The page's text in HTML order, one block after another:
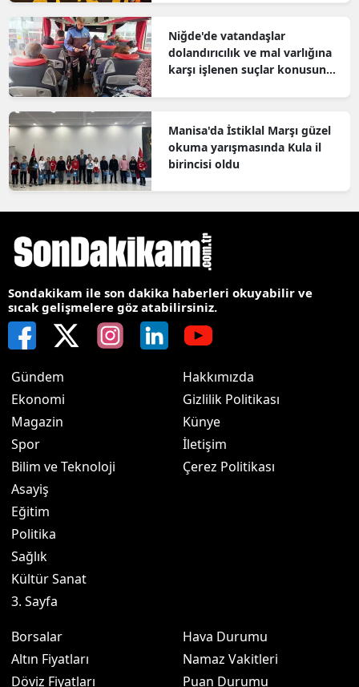
Niğde'de vatandaşlar
dolandırıcılık ve mal varlığına
karşı işlenen suçlar konusunda
Manisa'da İstiklal Marşı güzel
okuma yarışmasında Kula il
birincisi oldu
Sondakikam ile son dakika haberleri okuyabilir ve
sıcak gelişmelere göz atabilirsiniz.
Gündem
Ekonomi
Magazin
Spor
Bilim ve Teknoloji
Asayiş
Eğitim
Politika
Sağlık
Kültür Sanat
3. Sayfa
Hakkımızda
Gizlilik Politikası
Künye
İletişim
Çerez Politikası
Borsalar
Altın Fiyatları
Döviz Fiyatları
Hava Durumu
Namaz Vakitleri
Puan Durumu